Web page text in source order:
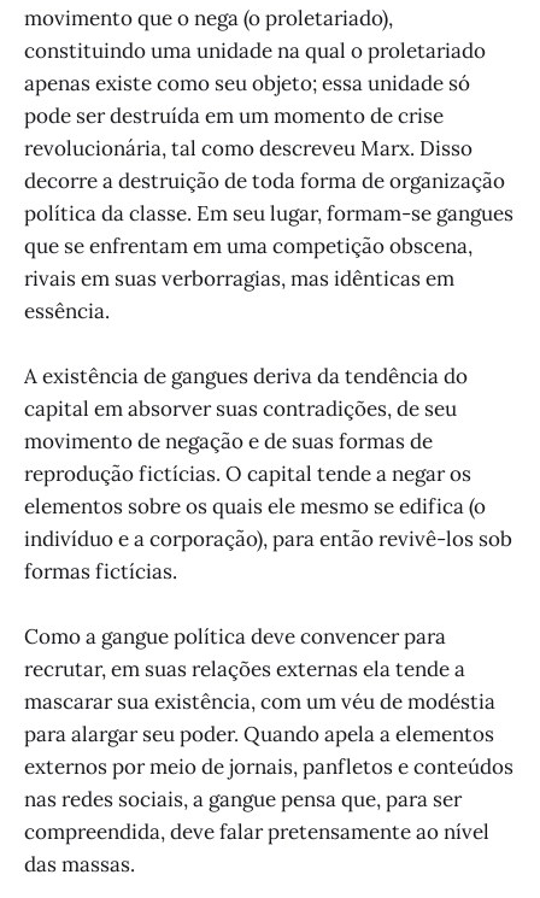
movimento que o nega (o proletariado),
constituindo uma unidade na qual o proletariado
apenas existe como seu objeto; essa unidade só
pode ser destruída em um momento de crise
revolucionária, tal como descreveu Marx. Disso
decorre a destruição de toda forma de organização
política da classe. Em seu lugar, formam-se gangues
que se enfrentam em uma competição obscena,
rivais em suas verborragias, mas idênticas em
essência.
A existência de gangues deriva da tendência do
capital em absorver suas contradições, de seu
movimento de negação e de suas formas de
reprodução fictícias. O capital tende a negar os
elementos sobre os quais ele mesmo se edifica (o
indivíduo e a corporação), para então revivê-los sob
formas fictícias.
Como a gangue política deve convencer para
recrutar, em suas relações externas ela tende a
mascarar sua existência, com um véu de modéstia
para alargar seu poder. Quando apela a elementos
externos por meio de jornais, panfletos e conteúdos
nas redes sociais, a gangue pensa que, para ser
compreendida, deve falar pretensamente ao nível
das massas.